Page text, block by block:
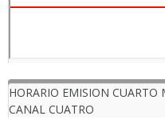
HORARIO EMISION
CANAL CUATRO